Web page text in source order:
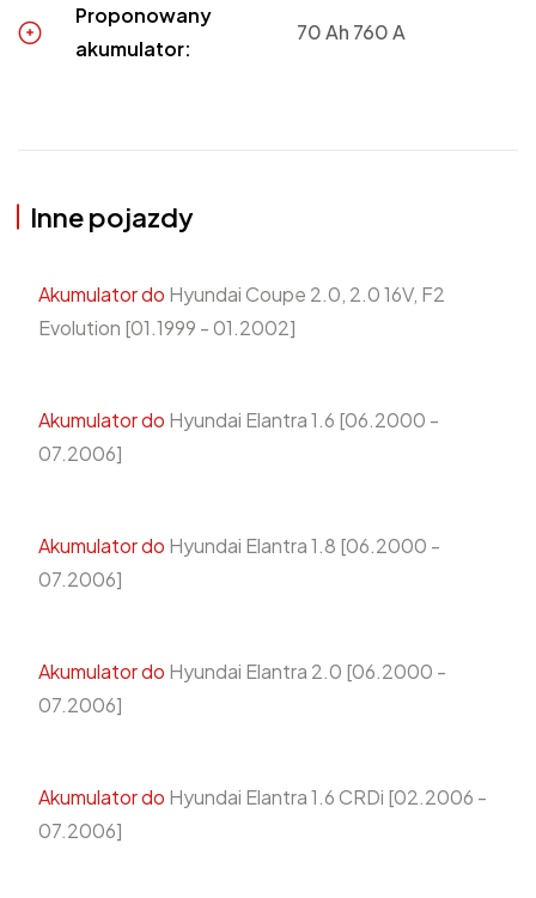
Proponowany
akumulator:
70 Ah 760 A
Inne pojazdy
Akumulator do Hyundai Coupe 2.0, 2.0 16V, F2
Evolution [01.1999 - 01.2002]
Akumulator do Hyundai Elantra 1.6 [06.2000 -
07.2006]
Akumulator do Hyundai Elantra 1.8 [06.2000 -
07.2006]
Akumulator do Hyundai Elantra 2.0 [06.2000 -
07.2006]
Akumulator do Hyundai Elantra 1.6 CRDi [02.2006 -
07.2006]